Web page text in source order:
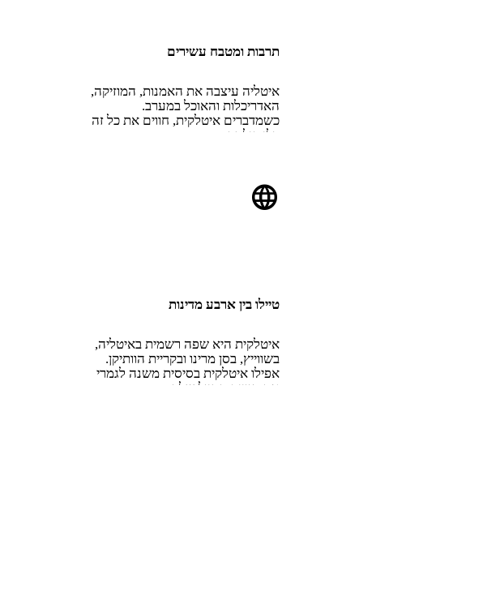
תרבות ומטבח עשירים
איטליה עיצבה את האמנות, המוזיקה,
האדריכלות והאוכל במערב.
כשמדברים איטלקית, חווים את כל זה
בלי פילטר.
language
טיילו בין ארבע מדינות
איטלקית היא שפה רשמית באיטליה,
בשווייץ, בסן מרינו ובקריית הוותיקן.
אפילו איטלקית בסיסית משנה לגמרי
את חוויית הטיול שלך.